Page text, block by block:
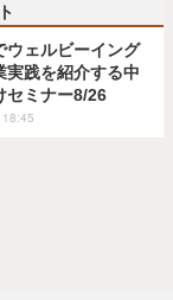
ウェルビーイング
実践を紹介する中
セミナー8/26